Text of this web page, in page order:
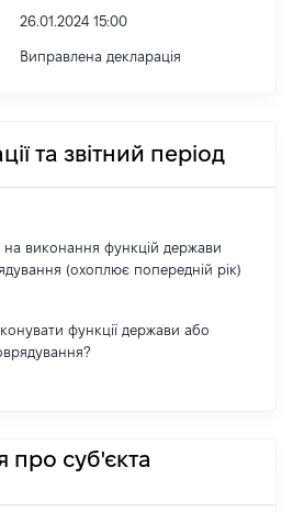
26.01.2024 15:00
Виправлена декларація
та звітний період
виконання функцій держави
(охоплює попередній рік)
функції держави або
про суб'єкта